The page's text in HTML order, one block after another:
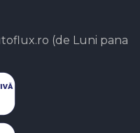
(de Luni pana